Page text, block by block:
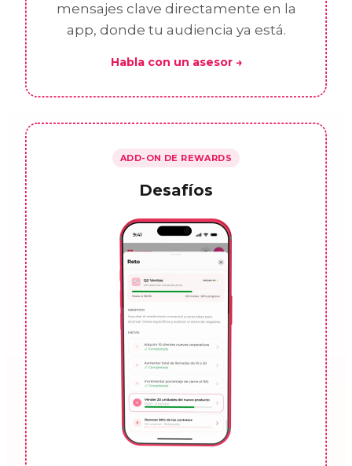
mensajes clave directamente en la
app, donde tu audiencia ya está.
Habla con un asesor →
ADD-ON DE REWARDS
Desafíos